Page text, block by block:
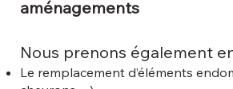
aménagements
Nous prenons également
Le remplacement d’éléments